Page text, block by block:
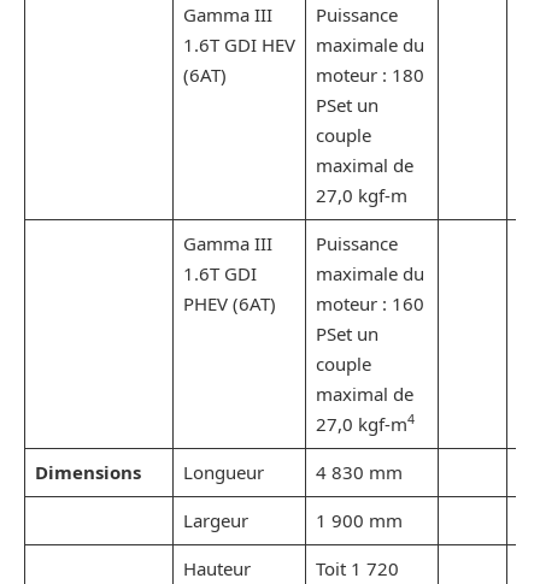
Gamma III
1.6T GDI HEV
(6AT)
Puissance
maximale du
moteur : 180
PSet un
couple
maximal de
27,0 kgf-m
Gamma III
1.6T GDI
PHEV (6AT)
Puissance
maximale du
moteur : 160
PSet un
couple
maximal de
27,0 kgf-m4
Dimensions Longueur
4 830 mm
Largeur
1 900 mm
Hauteur
Toit 1 720